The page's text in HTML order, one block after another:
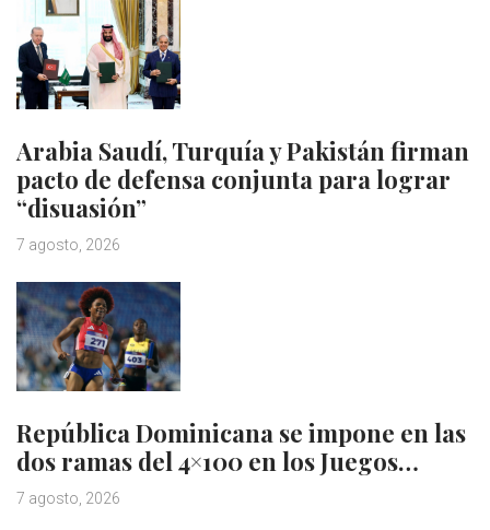
Arabia Saudí, Turquía y Pakistán firman
pacto de defensa conjunta para lograr
“disuasión”
7 agosto, 2026
República Dominicana se impone en las
dos ramas del 4×100 en los Juegos…
7 agosto, 2026